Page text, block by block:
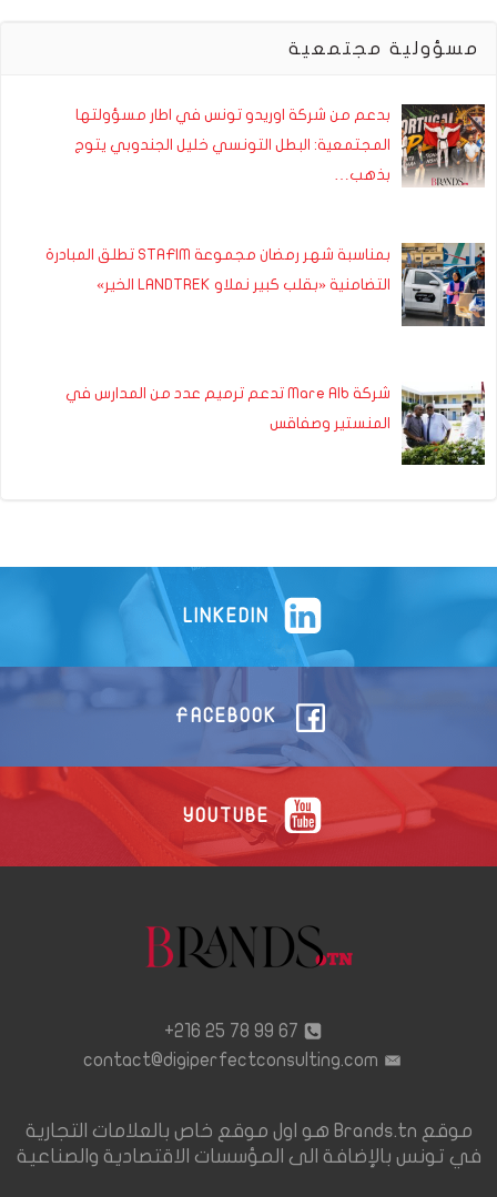
مسؤولية مجتمعية
بدعم من شركة اوريدو تونس في اطار مسؤولتها
المجتمعية: البطل التونسي خليل الجندوبي يتوج
بذهب…
بمناسبة شهر رمضان مجموعة STAFIM تطلق المبادرة
التضامنية «بقلب كبير نملاو LANDTREK الخير»
شركة Mare Alb تدعم ترميم عدد من المدارس في
المنستير وصفاقس
LINKEDIN
FACEBOOK
YOUTUBE
67 99 78 25 216+
contact@digiperfectconsulting.com
موقع Brands.tn هو اول موقع خاص بالعلامات التجارية
في تونس بالإضافة الى المؤسسات الاقتصادية والصناعية